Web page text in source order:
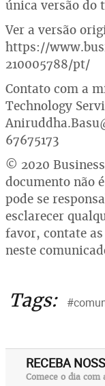
única versão do
Ver a versão
https://
210005788/pt/
Contato com a
Technology
67675173
© 2020
documento não
pode se
esclarecer
favor, contate
neste
Tags:
RECEBA
Comece o dia